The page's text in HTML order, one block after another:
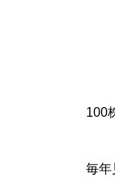
100
毎年